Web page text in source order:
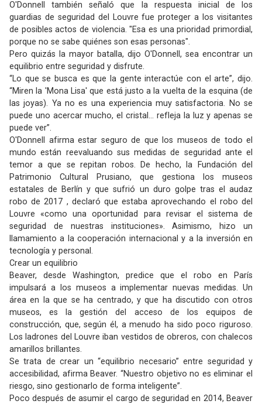
O'Donnell también señaló que la respuesta inicial de los
guardias de seguridad del Louvre fue proteger a los visitantes
de posibles actos de violencia. "Esa es una prioridad primordial,
porque no se sabe quiénes son esas personas".
Pero quizás la mayor batalla, dijo O'Donnell, sea encontrar un
equilibrio entre seguridad y disfrute.
“Lo que se busca es que la gente interactúe con el arte”, dijo.
“Miren la 'Mona Lisa' que está justo a la vuelta de la esquina (de
las joyas). Ya no es una experiencia muy satisfactoria. No se
puede uno acercar mucho, el cristal… refleja la luz y apenas se
puede ver”.
O'Donnell afirma estar seguro de que los museos de todo el
mundo están reevaluando sus medidas de seguridad ante el
temor a que se repitan robos. De hecho, la Fundación del
Patrimonio Cultural Prusiano, que gestiona los museos
estatales de Berlín y que sufrió un duro golpe tras el audaz
robo de 2017 , declaró que estaba aprovechando el robo del
Louvre «como una oportunidad para revisar el sistema de
seguridad de nuestras instituciones». Asimismo, hizo un
llamamiento a la cooperación internacional y a la inversión en
tecnología y personal.
Crear un equilibrio
Beaver, desde Washington, predice que el robo en París
impulsará a los museos a implementar nuevas medidas. Un
área en la que se ha centrado, y que ha discutido con otros
museos, es la gestión del acceso de los equipos de
construcción, que, según él, a menudo ha sido poco riguroso.
Los ladrones del Louvre iban vestidos de obreros, con chalecos
amarillos brillantes.
Se trata de crear un “equilibrio necesario” entre seguridad y
accesibilidad, afirma Beaver. “Nuestro objetivo no es eliminar el
riesgo, sino gestionarlo de forma inteligente”.
Poco después de asumir el cargo de seguridad en 2014, Beaver